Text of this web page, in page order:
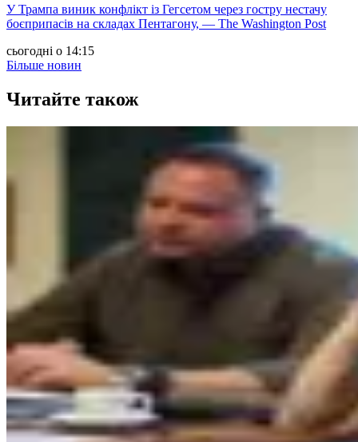
У Трампа виник конфлікт із Гегсетом через гостру нестачу
боєприпасів на складах Пентагону, — The Washington Post
сьогодні о 14:15
Більше новин
Читайте також